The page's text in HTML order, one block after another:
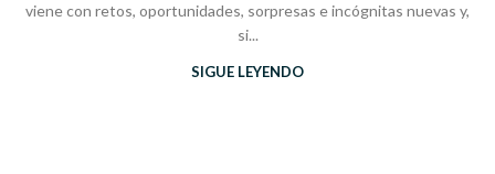
viene con retos, oportunidades, sorpresas e incógnitas nuevas y,
si...
SIGUE LEYENDO